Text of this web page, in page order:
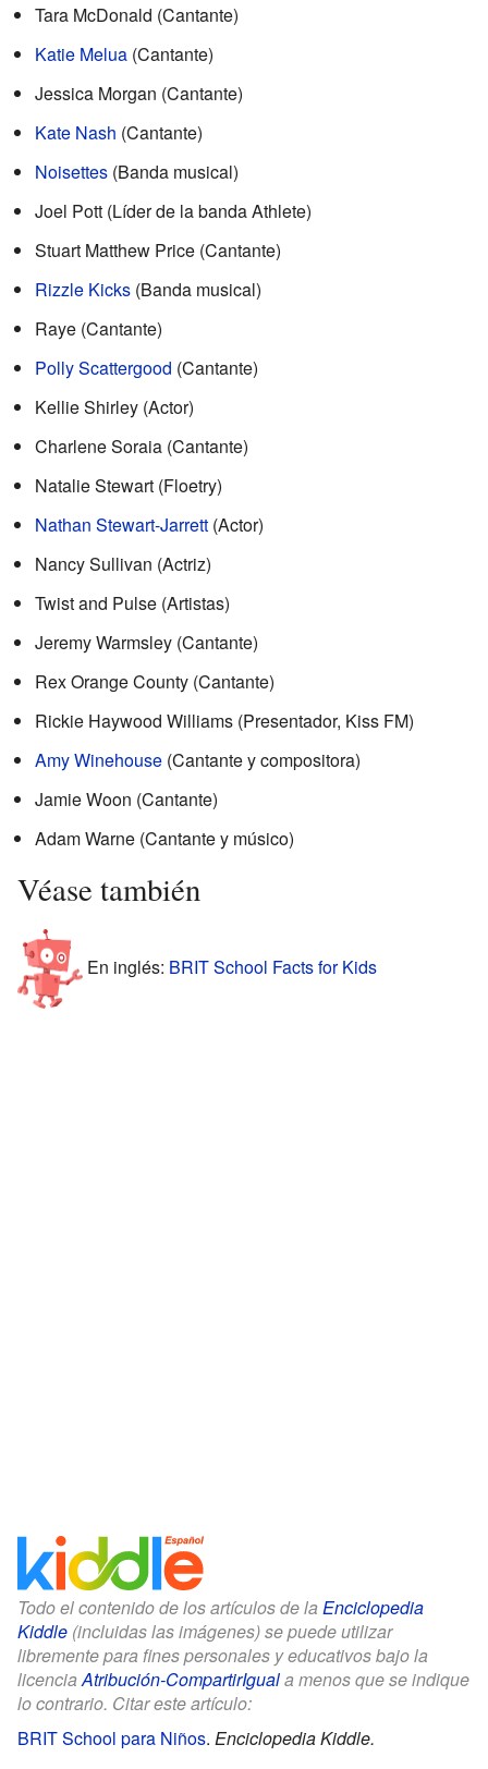
Tara McDonald (Cantante)
Katie Melua (Cantante)
Jessica Morgan (Cantante)
Kate Nash (Cantante)
Noisettes (Banda musical)
Joel Pott (Líder de la banda Athlete)
Stuart Matthew Price (Cantante)
Rizzle Kicks (Banda musical)
Raye (Cantante)
Polly Scattergood (Cantante)
Kellie Shirley (Actor)
Charlene Soraia (Cantante)
Natalie Stewart (Floetry)
Nathan Stewart-Jarrett (Actor)
Nancy Sullivan (Actriz)
Twist and Pulse (Artistas)
Jeremy Warmsley (Cantante)
Rex Orange County (Cantante)
Rickie Haywood Williams (Presentador, Kiss FM)
Amy Winehouse (Cantante y compositora)
Jamie Woon (Cantante)
Adam Warne (Cantante y músico)
Véase también
En inglés: BRIT School Facts for Kids
Todo el contenido de los artículos de la Enciclopedia
Kiddle (incluidas las imágenes) se puede utilizar
libremente para fines personales y educativos bajo la
licenciaAtribución-CompartirIguala menos que se indique
lo contrario. Citar este artículo:
BRIT School para Niños. Enciclopedia Kiddle.